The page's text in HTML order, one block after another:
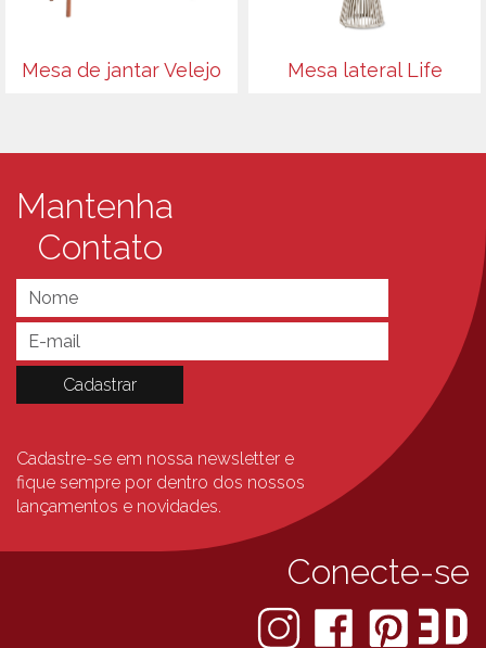
Mesa de jantar Velejo Mesa lateral Life
Mantenha
Contato
Cadastre-se em nossa newsletter e
fique sempre por dentro dos nossos
lançamentos e novidades.
Conecte-se